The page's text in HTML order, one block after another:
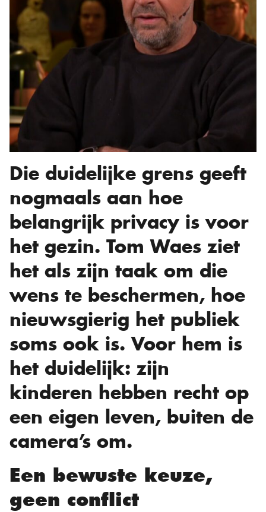
Die duidelijke grens geeft
nogmaals aan hoe
belangrijk privacy is voor
het gezin. Tom Waes ziet
het als zijn taak om die
wens te beschermen, hoe
nieuwsgierig het publiek
soms ook is. Voor hem is
het duidelijk: zijn
kinderen hebben recht op
een eigen leven, buiten de
camera’s om.
Een bewuste keuze,
geen conflict